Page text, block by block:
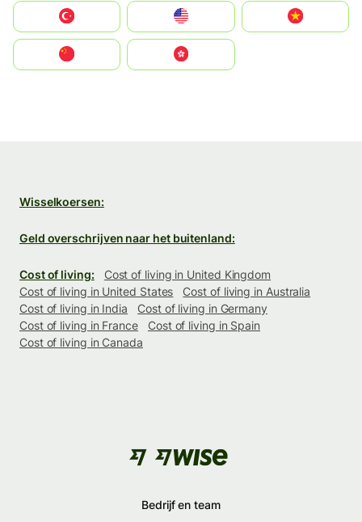
United States
中國香港特別行政區
Wisselkoersen:
Geld overschrijven naar het buitenland:
Cost of living:
Cost of living in United Kingdom
Cost of living in United States
Cost of living in Australia
Cost of living in India
Cost of living in Germany
Cost of living in France
Cost of living in Spain
Cost of living in Canada
Bedrijf en team